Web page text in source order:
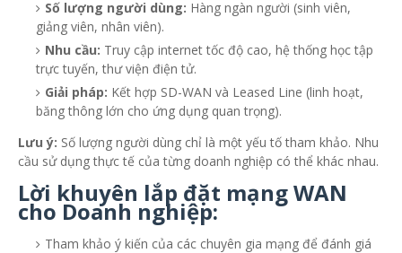
Số lượng người dùng: Hàng ngàn người (sinh viên,
giảng viên, nhân viên).
Nhu cầu: Truy cập internet tốc độ cao, hệ thống học tập
trực tuyến, thư viện điện tử.
Giải pháp: Kết hợp SD-WAN và Leased Line (linh hoạt,
băng thông lớn cho ứng dụng quan trọng).
Lưu ý: Số lượng người dùng chỉ là một yếu tố tham khảo. Nhu
cầu sử dụng thực tế của từng doanh nghiệp có thể khác nhau.
Lời khuyên lắp đặt mạng WAN
cho Doanh nghiệp:
Tham khảo ý kiến của các chuyên gia mạng để đánh giá